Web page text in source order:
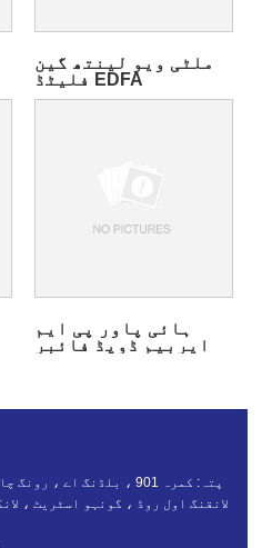
ملٹی ویو لینتھ گین
فلیٹڈ EDFA
یمپلیفائر
ہائی پاور پی ایم
ایربیم ڈوپڈ فائبر